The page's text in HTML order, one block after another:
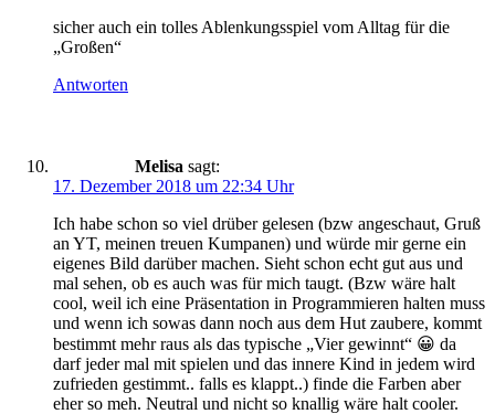
sicher auch ein tolles Ablenkungsspiel vom Alltag für die
„Großen“
Antworten
Melisa sagt:
17. Dezember 2018 um 22:34 Uhr
Ich habe schon so viel drüber gelesen (bzw angeschaut, Gruß
an YT, meinen treuen Kumpanen) und würde mir gerne ein
eigenes Bild darüber machen. Sieht schon echt gut aus und
mal sehen, ob es auch was für mich taugt. (Bzw wäre halt
cool, weil ich eine Präsentation in Programmieren halten muss
und wenn ich sowas dann noch aus dem Hut zaubere, kommt
bestimmt mehr raus als das typische „Vier gewinnt“ 😀 da
darf jeder mal mit spielen und das innere Kind in jedem wird
zufrieden gestimmt.. falls es klappt..) finde die Farben aber
eher so meh. Neutral und nicht so knallig wäre halt cooler.